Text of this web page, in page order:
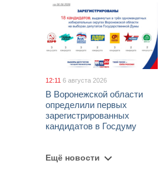
12:11 6 августа 2026
В Воронежской области
определили первых
зарегистрированных
кандидатов в Госдуму
Ещё новости